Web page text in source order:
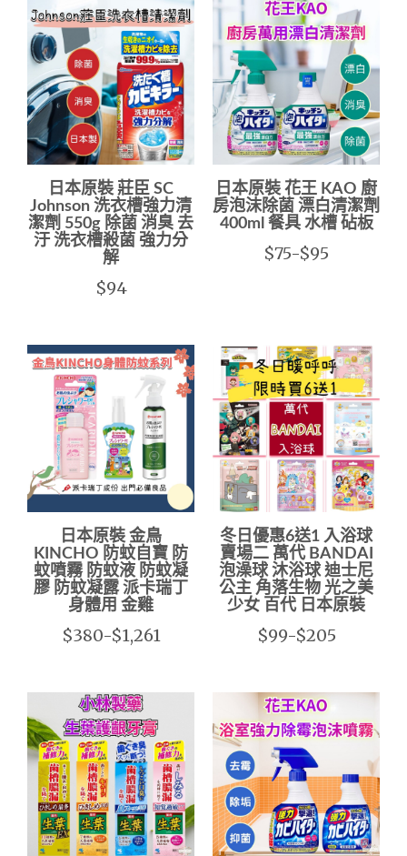
日本原裝 莊臣 SC
Johnson 洗衣槽強力清
潔劑 550g 除菌 消臭 去
汙 洗衣槽殺菌 強力分
解
$94
日本原裝 花王 KAO 廚
房泡沫除菌 漂白清潔劑
400ml 餐具 水槽 砧板
$75-$95
日本原裝 金鳥
KINCHO 防蚊自寶 防
蚊噴霧 防蚊液 防蚊凝
膠 防蚊凝露 派卡瑞丁
身體用 金雞
$380-$1,261
冬日優惠6送1 入浴球
賣場二 萬代 BANDAI
泡澡球 沐浴球 迪士尼
公主 角落生物 光之美
少女 百代 日本原裝
$99-$205